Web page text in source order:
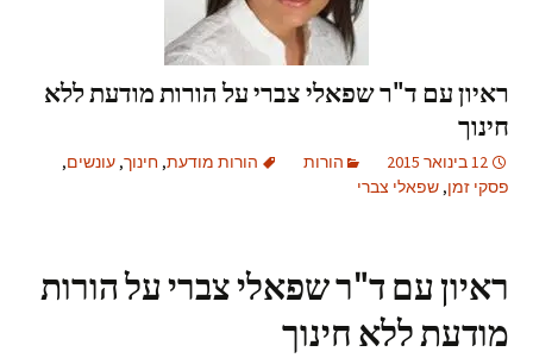
ראיון עם ד"ר שפאלי צברי על הורות מודעת ללא
חינוך
12 בינואר 2015 הורות הורות מודעת, חינוך, עונשים,
פסקי זמן, שפאלי צברי
ראיון עם ד"ר שפאלי צברי על הורות
מודעת ללא חינוך